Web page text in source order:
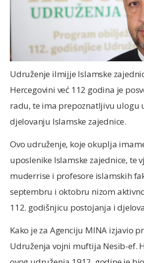
Udruženje ilmijje Islamske
Hercegovini već 112 godina je
radu, te ima prepoznatljivu ulogu
djelovanju Islamske zajednice.
Ovo udruženje, koje okuplja
uposlenike Islamske zajednice, te
muderrise i profesore islamskih
septembru i oktobru nizom
112. godišnjicu postojanja i
Kako je za Agenciju MINA izjavio
Udruženja vojni muftija Nesib-ef.